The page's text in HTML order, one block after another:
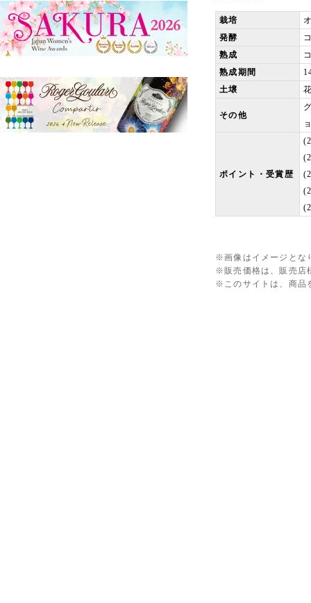
栽培
発酵
熟成
熟成期間
土壌
その他
ポイント・受賞歴
※画像はイメージとな
※販売価格は、販売店
※このサイトは、商品